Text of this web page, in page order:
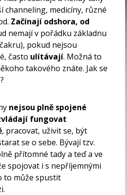
channeling, medicíny, různé
Začínají odshora, od
nemají v pořádku základnu
pokud nejsou
často ulítávají. Možná to
takového znáte. Jak se
nejsou plně spojené
fungovat
, pracovat, uživit se, být
se o sebe. Bývají tzv.
přítomné tady a teď a ve
spojovat i s nepříjemnými
to může spustit